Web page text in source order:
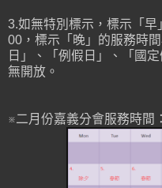
3.如無特別標示，標示「早
00，標示「晚」的服務時
日」、「例假日」、「國
無開放。
※二月份嘉義分會服務時間：